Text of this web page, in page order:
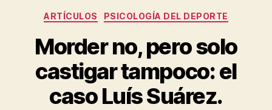
ARTÍCULOS PSICOLOGÍA DEL DEPORTE
Morder no, pero solo
castigar tampoco: el
caso Luís Suárez.